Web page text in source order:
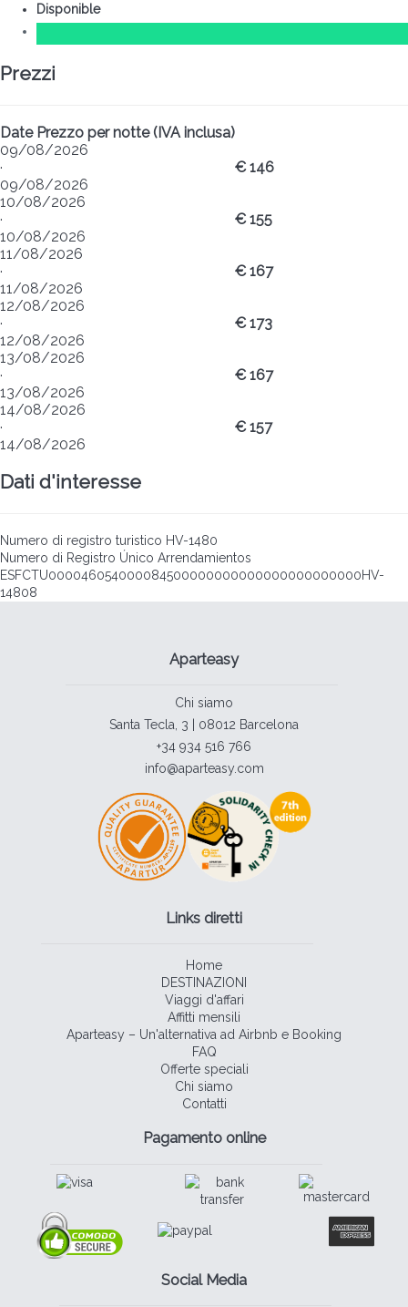
Disponible
Prezzi
Date Prezzo per notte (IVA inclusa)
09/08/2026
·
09/08/2026
€ 146
10/08/2026
·
10/08/2026
€ 155
11/08/2026
·
11/08/2026
€ 167
12/08/2026
·
12/08/2026
€ 173
13/08/2026
·
13/08/2026
€ 167
14/08/2026
·
14/08/2026
€ 157
Dati d'interesse
Numero di registro turistico HV-1480
Numero di Registro Único Arrendamientos
ESFCTU000046054000084500000000000000000000000HV-
14808
Aparteasy
Chi siamo
Santa Tecla, 3 | 08012 Barcelona
+34 934 516 766
info@aparteasy.com
Links diretti
Home
DESTINAZIONI
Viaggi d'affari
Affitti mensili
Aparteasy – Un'alternativa ad Airbnb e Booking
FAQ
Offerte speciali
Chi siamo
Contatti
Pagamento online
Social Media